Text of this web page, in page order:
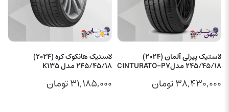
لاستیک پیرلی آلمان (2024)
245/45/18 مدلCINTURATO-P7
۳۸,۴۳۰,۰۰۰تومان
لاستیک هانکوک کره (2024)
245/45/18 مدل K135
۳۱,۱۸۵,۰۰۰تومان